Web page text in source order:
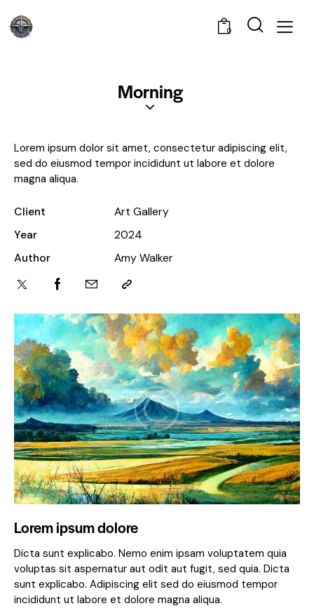
0
Morning
Lorem ipsum dolor sit amet, consectetur adipiscing elit,
sed do eiusmod tempor incididunt ut labore et dolore
magna aliqua.
Client
Art Gallery
Year
2024
Author
Amy Walker
Lorem ipsum dolore
Dicta sunt explicabo. Nemo enim ipsam voluptatem quia
voluptas sit aspernatur aut odit aut fugit, sed quia. Dicta
sunt explicabo. Adipiscing elit sed do eiusmod tempor
incididunt ut labore et dolore magna aliqua.